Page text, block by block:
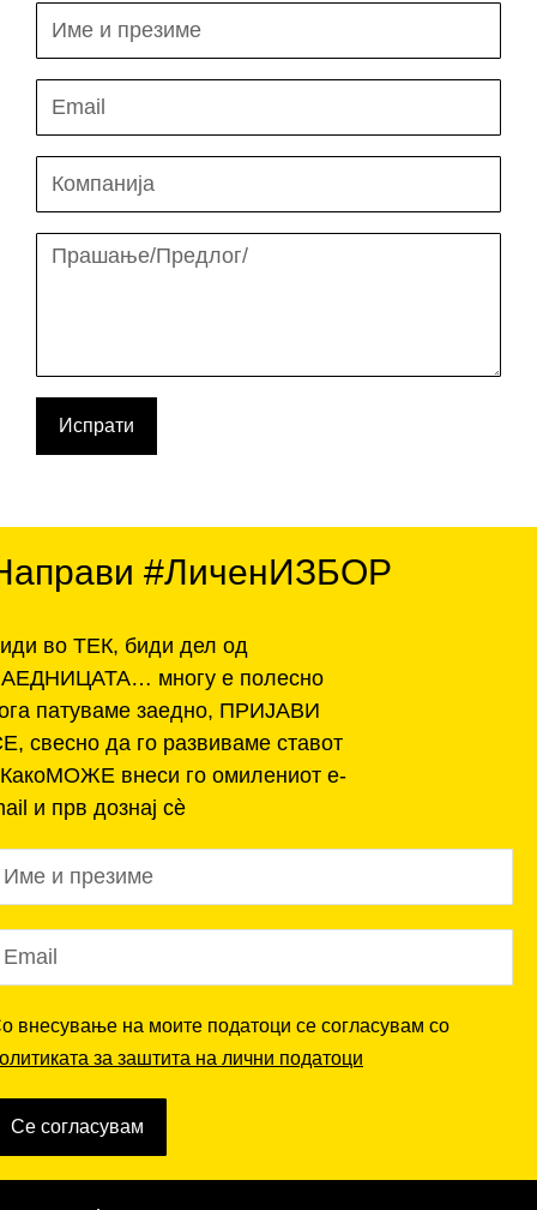
Испрати
#ЛиченИЗБОР
во ТЕК, биди дел од
многу е полесно
патуваме заедно, ПРИЈАВИ
свесно да го развиваме ставот
внеси го омилениот e-
и прв дознај сѐ
внесување на моите податоци се согласувам со
за заштита на лични податоци
Се согласувам